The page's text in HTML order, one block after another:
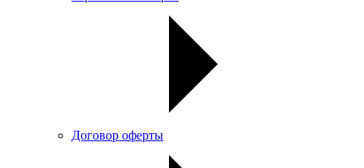
Договор оферты